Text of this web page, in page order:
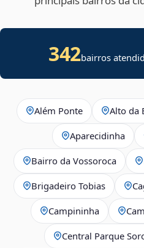
342bairros
Além Ponte Alto da
Aparecidinha
Bairro da Vossoroca
Brigadeiro Tobias
Campininha
Central Parque